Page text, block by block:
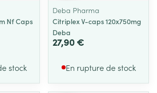
Nf Caps
stock
Deba Pharma
Citriplex V-caps 120x750mg
Deba
27,90 €
En rupture de stock